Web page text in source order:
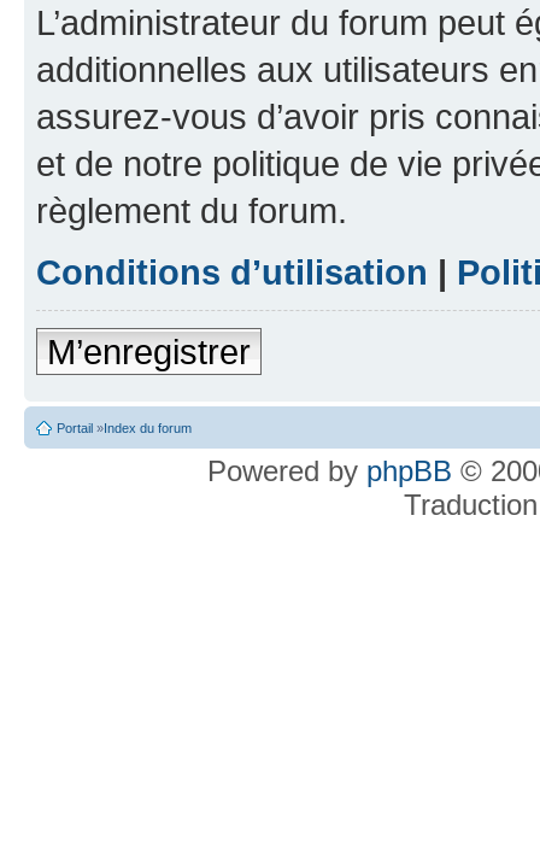
L’administrateur du forum peut
additionnelles aux utilisateurs
assurez-vous d’avoir pris
et de notre politique de vie
règlement du forum.
Conditions d’utilisation |
M’enregistrer
Portail »Index du forum
Powered by phpBB ©